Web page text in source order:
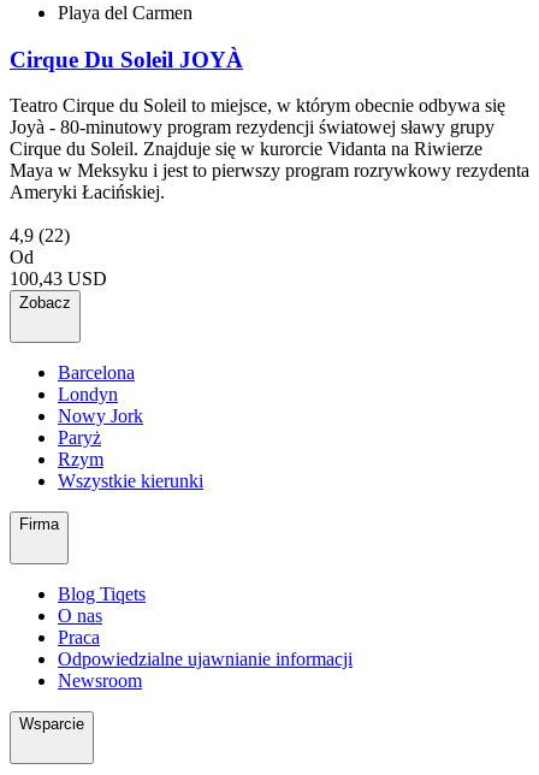
Playa del Carmen
Cirque Du Soleil JOYÀ
Teatro Cirque du Soleil to miejsce, w którym obecnie odbywa się
Joyà - 80-minutowy program rezydencji światowej sławy grupy
Cirque du Soleil. Znajduje się w kurorcie Vidanta na Riwierze
Maya w Meksyku i jest to pierwszy program rozrywkowy rezydenta
Ameryki Łacińskiej.
4,9 (22)
Od
100,43 USD
Zobacz
Barcelona
Londyn
Nowy Jork
Paryż
Rzym
Wszystkie kierunki
Firma
Blog Tiqets
O nas
Praca
Odpowiedzialne ujawnianie informacji
Newsroom
Wsparcie